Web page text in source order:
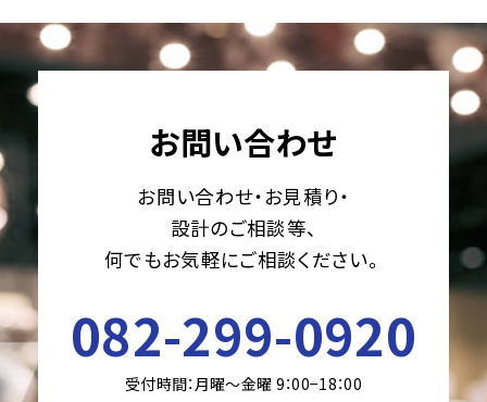
お問い合わせ
お問い合わせ・お見積り・
設計のご相談等、
何でもお気軽にご相談ください。
082-299-0920
受付時間：月曜〜金曜 9：00−18：00